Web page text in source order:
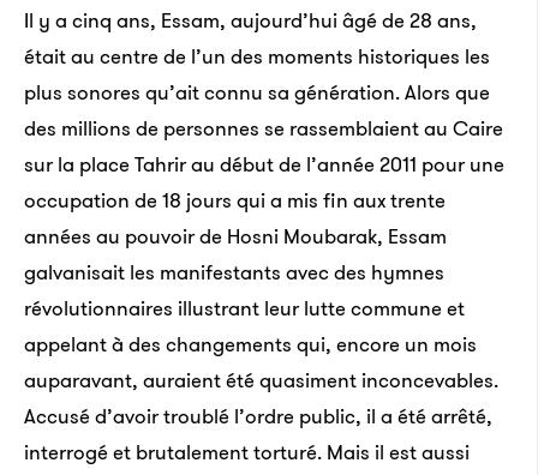
Il y a cinq ans, Essam, aujourd’hui âgé de 28 ans,
était au centre de l’un des moments historiques les
plus sonores qu’ait connu sa génération. Alors que
des millions de personnes se rassemblaient au Caire
sur la place Tahrir au début de l’année 2011 pour une
occupation de 18 jours qui a mis fin aux trente
années au pouvoir de Hosni Moubarak, Essam
galvanisait les manifestants avec des hymnes
révolutionnaires illustrant leur lutte commune et
appelant à des changements qui, encore un mois
auparavant, auraient été quasiment inconcevables.
Accusé d’avoir troublé l’ordre public, il a été arrêté,
interrogé et brutalement torturé. Mais il est aussi